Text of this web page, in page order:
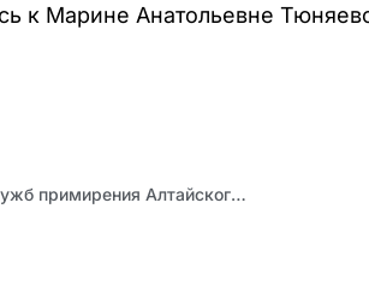
к Марине Анатольевне
Открыта регистрация на Слет кураторов школьных служб примирения Алтайского края